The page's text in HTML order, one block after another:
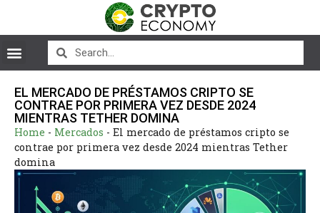
EL MERCADO DE PRÉSTAMOS CRIPTO SE
CONTRAE POR PRIMERA VEZ DESDE 2024
MIENTRAS TETHER DOMINA
Home - Mercados - El mercado de préstamos cripto se
contrae por primera vez desde 2024 mientras Tether
domina